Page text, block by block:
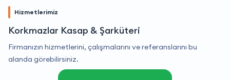
Hizmetlerimiz
Korkmazlar Kasap & Şarküteri
Firmanızın hizmetlerini, çalışmalarını ve referanslarını bu
alanda görebilirsiniz.